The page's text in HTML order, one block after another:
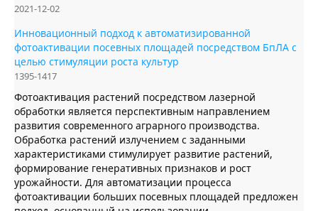
2021-12-02
Инновационный подход к автоматизированной
фотоактивации посевных площадей посредством БпЛА с
целью стимуляции роста культур
1395-1417
Фотоактивация растений посредством лазерной
обработки является перспективным направлением
развития современного аграрного производства.
Обработка растений излучением с заданными
характеристиками стимулирует развитие растений,
формирование генеративных признаков и рост
урожайности. Для автоматизации процесса
фотоактивации больших посевных площадей предложен